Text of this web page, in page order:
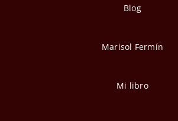
Blog
Marisol Fermín
Mi libro